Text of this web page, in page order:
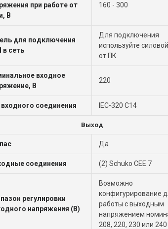
при работе от
В
160 - 300
для подключения
в сеть
Для подключения
используйте
от ПК
входное
В
220
входного соединения IEC-320 C14
Выход
Да
соединения (2) Schuko CEE 7
регулировки
напряжения (В)
Возможно
конфигурирование
работы с выходным
напряжением
208, 220, 230 или